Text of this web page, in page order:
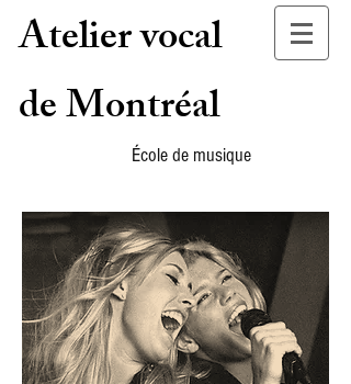
École de musique
Atelier vocal
de Montréal